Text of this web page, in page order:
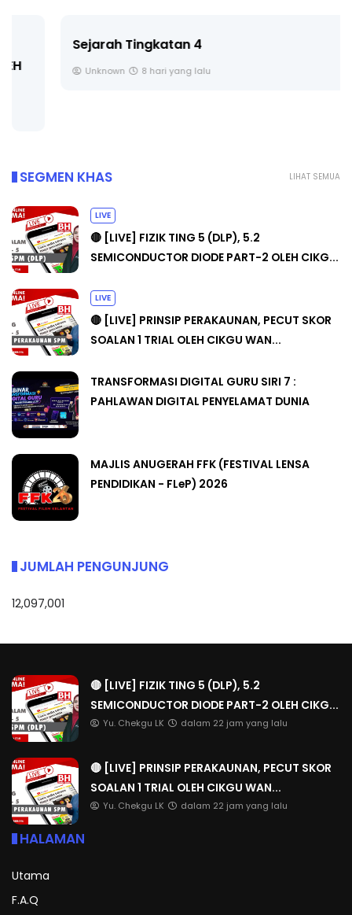
Sejarah Tingkatan 4
Unknown 8 hari yang lalu
LIHAT SEMUA
SEGMEN KHAS
LIVE
🔴 [LIVE] FIZIK TING 5 (DLP), 5.2
SEMICONDUCTOR DIODE PART-2 OLEH CIKG...
LIVE
🔴 [LIVE] PRINSIP PERAKAUNAN, PECUT SKOR
SOALAN 1 TRIAL OLEH CIKGU WAN...
TRANSFORMASI DIGITAL GURU SIRI 7 :
PAHLAWAN DIGITAL PENYELAMAT DUNIA
MAJLIS ANUGERAH FFK (FESTIVAL LENSA
PENDIDIKAN - FLeP) 2026
JUMLAH PENGUNJUNG
12,097,001
🔴 [LIVE] FIZIK TING 5 (DLP), 5.2
SEMICONDUCTOR DIODE PART-2 OLEH CIKG...
Yu. Chekgu LK dalam 22 jam yang lalu
🔴 [LIVE] PRINSIP PERAKAUNAN, PECUT SKOR
SOALAN 1 TRIAL OLEH CIKGU WAN...
Yu. Chekgu LK dalam 22 jam yang lalu
HALAMAN
Utama
F.A.Q